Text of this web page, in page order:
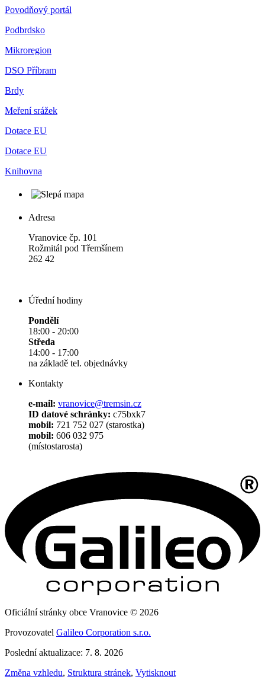
Povodňový portál
Podbrdsko
Mikroregion
DSO Příbram
Brdy
Meření srážek
Dotace EU
Dotace EU
Knihovna
Adresa
Vranovice čp. 101
Rožmitál pod Třemšínem
262 42
Úřední hodiny
Pondělí
18:00 - 20:00
Středa
14:00 - 17:00
na základě tel. objednávky
Kontakty
e-mail: vranovice@tremsin.cz
ID datové schránky: c75bxk7
mobil: 721 752 027 (starostka)
mobil: 606 032 975
(místostarosta)
Oficiální stránky obce Vranovice © 2026
Provozovatel Galileo Corporation s.r.o.
Poslední aktualizace: 7. 8. 2026
Změna vzhledu, Struktura stránek, Vytisknout